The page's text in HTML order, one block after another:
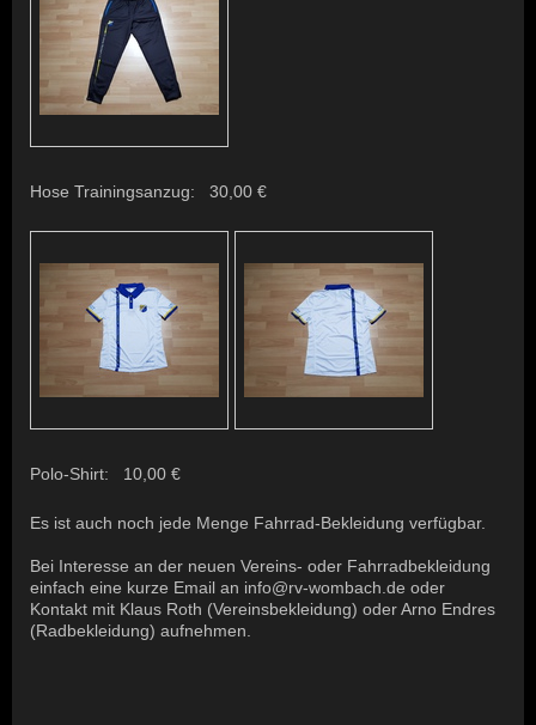
Hose Trainingsanzug: 30,00 €
Polo-Shirt: 10,00 €
Es ist auch noch jede Menge Fahrrad-Bekleidung verfügbar.
Bei Interesse an der neuen Vereins- oder Fahrradbekleidung
einfach eine kurze Email an info@rv-wombach.de oder
Kontakt mit Klaus Roth (Vereinsbekleidung) oder Arno Endres
(Radbekleidung) aufnehmen.